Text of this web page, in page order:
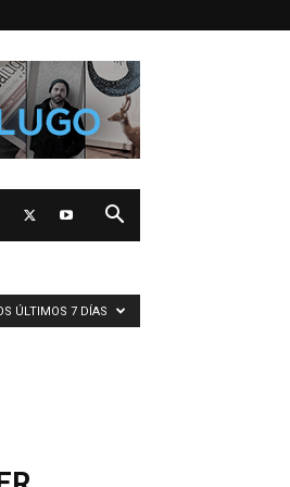
ÚLTIMOS 7 DÍAS